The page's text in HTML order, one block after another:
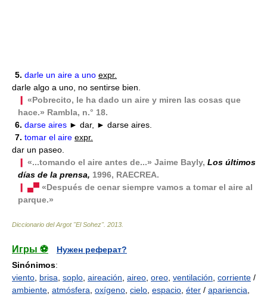
5. darle un aire a uno expr.
darle algo a uno, no sentirse bien.
«Pobrecito, le ha dado un aire y miren las cosas que
hace.» Rambla, n.° 18.
6. darse aires ► dar, ► darse aires.
7. tomar el aire expr.
dar un paseo.
«...tomando el aire antes de...» Jaime Bayly, Los últimos
días de la prensa, 1996, RAECREA.
❙ ▄▀ «Después de cenar siempre vamos a tomar el aire al
parque.»
Diccionario del Argot "El Sohez". 2013
Игры ⚽
Нужен реферат?
Sinónimos:
viento brisa soplo aireación aireo oreo ventilación corriente /
ambiente atmósfera oxígeno cielo espacio éter / apariencia